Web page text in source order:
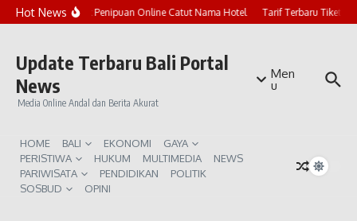
Lewati ke konten
Hot NewsMarak Penipuan Online Catut Nama Hotel Tarif Terbaru Tiket
Update Terbaru Bali Portal
News
Media Online Andal dan Berita Akurat
Men
u
HOME BALI EKONOMI
GAYA
PERISTIWA
HUKUM MULTIMEDIA
NEWS
PARIWISATA
PENDIDIKAN
POLITIK
SOSBUD
OPINI